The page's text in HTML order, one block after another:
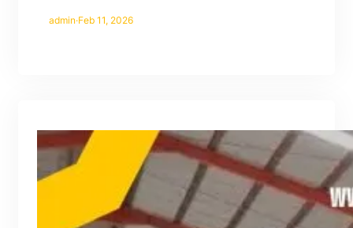
admin·Feb 11, 2026